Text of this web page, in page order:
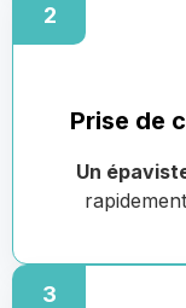
2
Prise de
Un
3